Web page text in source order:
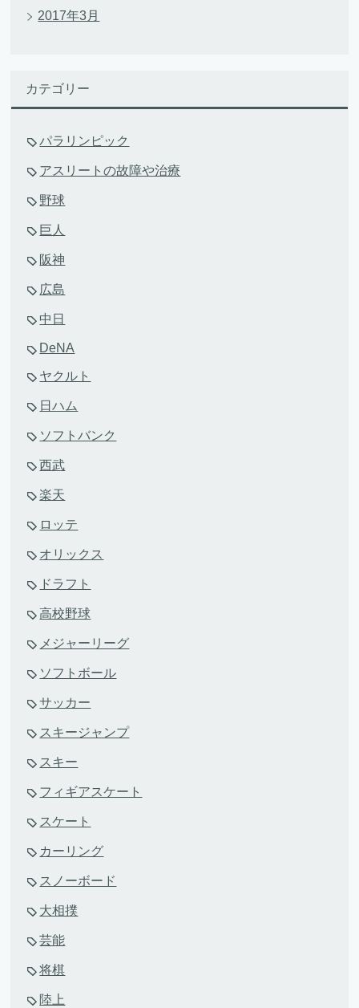
2017年3月
カテゴリー
パラリンピック
アスリートの故障や治療
野球
巨人
阪神
広島
中日
DeNA
ヤクルト
日ハム
ソフトバンク
西武
楽天
ロッテ
オリックス
ドラフト
高校野球
メジャーリーグ
ソフトボール
サッカー
スキージャンプ
スキー
フィギアスケート
スケート
カーリング
スノーボード
大相撲
芸能
将棋
陸上